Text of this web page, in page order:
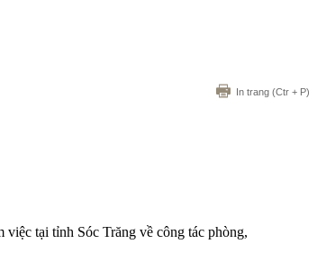
In trang (Ctr + P)
tại tỉnh Sóc Trăng về công tác phòng,